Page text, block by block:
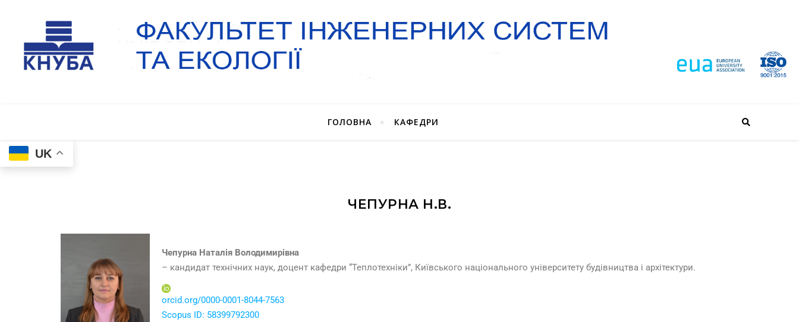
ГОЛОВНА КАФЕДРИ
UK
ЧЕПУРНА Н.В.
Чепурна Наталія Володимирівна
– кандидат технічних наук, доцент кафедри “Теплотехніки”, Київського національного університету будівництва і архітектури.
orcid.org/0000-0001-8044-7563
Scopus ID: 58399792300